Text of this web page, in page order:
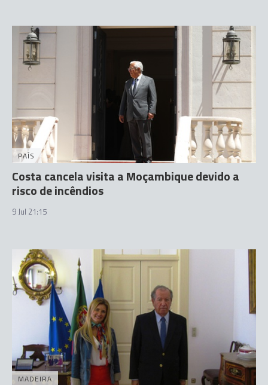
PAÍS
Costa cancela visita a Moçambique devido a
risco de incêndios
9 Jul 21:15
MADEIRA